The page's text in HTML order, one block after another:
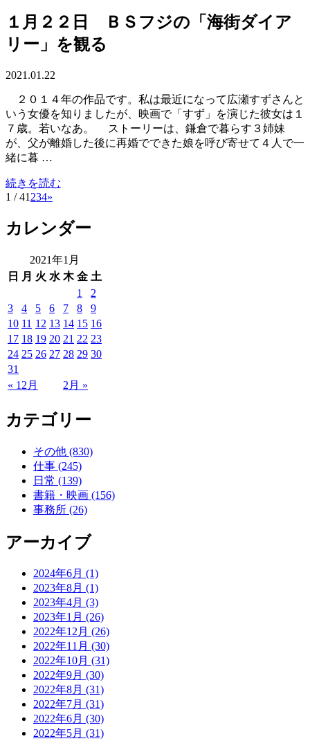
１月２２日 ＢＳフジの「海街ダイア
リー」を観る
2021.01.22
２０１４年の作品です。私は最近になって広瀬すずさんと
いう女優を知りましたが、映画で「すず」を演じた彼女は１
７歳。若いなあ。 ストーリーは、鎌倉で暮らす３姉妹
が、父が離婚した後に再婚でできた娘を呼び寄せて４人で一
緒に暮 …
続きを読む
1 / 41 234»
カレンダー
2021年1月
日
月 火 水 木 金 土
« 12月 2月 »
1
2
3
4 5 6 7 8
9
10 11 12 13 14 15 16
17 18 19 20 21 22 23
24 25 26 27 28 29 30
31
カテゴリー
その他 (830)
仕事 (245)
日常 (139)
書籍・映画 (156)
事務所 (26)
アーカイブ
2024年6月 (1)
2023年8月 (1)
2023年4月 (3)
2023年1月 (26)
2022年12月 (26)
2022年11月 (30)
2022年10月 (31)
2022年9月 (30)
2022年8月 (31)
2022年7月 (31)
2022年6月 (30)
2022年5月 (31)